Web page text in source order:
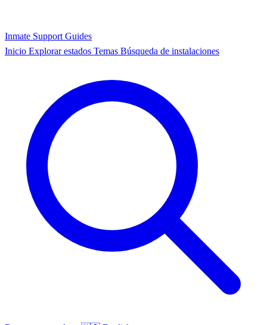
Inmate Support Guides
Inicio Explorar estados Temas Búsqueda de instalaciones